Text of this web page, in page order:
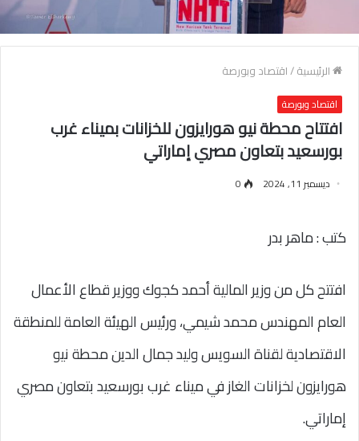
الرئيسية/اقتصاد وبورصة
اقتصاد وبورصة
افتتاح محطة نيو هورايزون للخزانات بميناء غرب
بورسعيد بتعاون مصري إماراتي
ديسمبر 11, 2024 0
كتب : ماهر بدر
افتتح كل من وزير المالية أحمد كجوك ووزير قطاع الأعمال
العام المهندس محمد شيمي، ورئيس الهيئة العامة للمنطقة
الاقتصادية لقناة السويس وليد جمال الدين محطة نيو
هورايزون لخزانات الغاز في ميناء غرب بورسعيد بتعاون مصري
إماراتي.